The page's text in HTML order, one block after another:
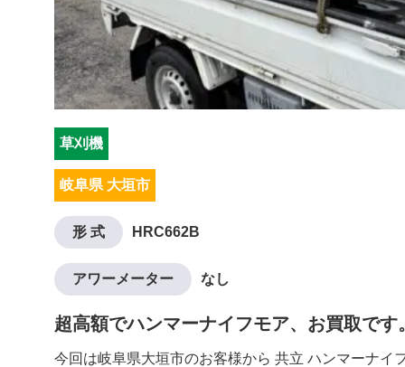
草刈機
岐阜県 大垣市
形 式 HRC662B
アワーメーター なし
超高額でハンマーナイフモア、お買取です
今回は岐阜県大垣市のお客様から 共立 ハンマーナイ